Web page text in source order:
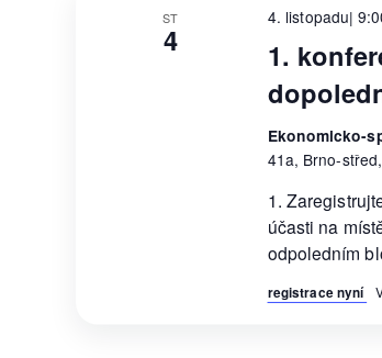
ST
4 1.
4. listopadu|
Ekonomicko-
41a, Brno-
1.
účasti na
odpoledním
registrace nyní